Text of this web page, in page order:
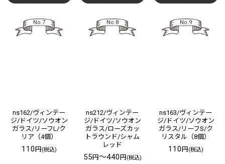
No.7
ns162/ヴィンテー
ジ/ドイツ/ソウオン
ガラス/リーフL/ク
リア（4個）
110 円 (税込)
No.8
ns212/ヴィンテー
ジ/ドイツ/ソウオン
ガラス/ローズカッ
トラウンド/シャム
レッド
55 円～440 円 (税込)
No.9
ns163/ヴィンテー
ジ/ドイツ/ソウオン
ガラス/リーフS/ク
リスタル（8個）
110 円 (税込)